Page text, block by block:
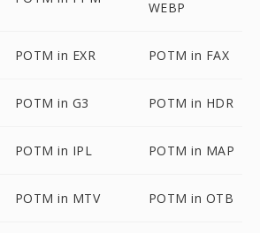
WEBP
POTM in EXR POTM in FAX
POTM in G3 POTM in HDR
POTM in IPL POTM in MAP
POTM in MTV POTM in OTB